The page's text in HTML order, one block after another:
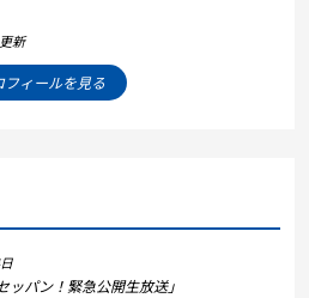
新
フィールを見る
ッパン！緊急公開生放送」